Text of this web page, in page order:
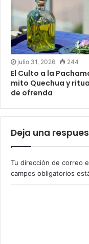
julio 31, 2026 244
El Culto a la
mito Quechua y
de ofrenda
Deja una
Tu dirección de correo
campos obligatorios